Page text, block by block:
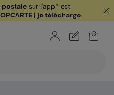
postale sur l'app* est
| je télécharge